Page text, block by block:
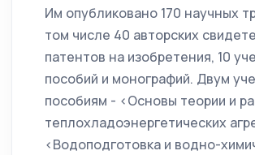
Им опубликовано 170 научных
том числе 40 авторских
патентов на изобретения, 10
пособий и монографий. Двум
пособиям - <Основы теории и
теплохладоэнергетических
<Водоподготовка и водно-